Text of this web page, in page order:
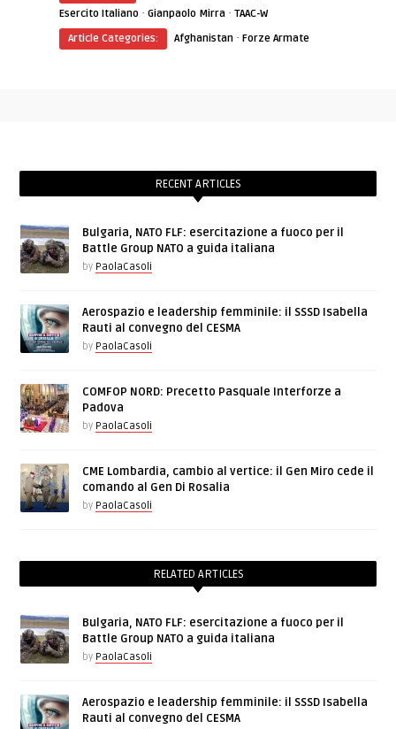
Esercito Italiano ·Gianpaolo Mirra ·TAAC-W
Article Categories:
Afghanistan ·Forze Armate
RECENT ARTICLES
Bulgaria, NATO FLF: esercitazione a fuoco per il
Battle Group NATO a guida italiana
by PaolaCasoli
Aerospazio e leadership femminile: il SSSD Isabella
Rauti al convegno del CESMA
by PaolaCasoli
COMFOP NORD: Precetto Pasquale Interforze a
Padova
by PaolaCasoli
CME Lombardia, cambio al vertice: il Gen Miro cede il
comando al Gen Di Rosalia
by PaolaCasoli
RELATED ARTICLES
Bulgaria, NATO FLF: esercitazione a fuoco per il
Battle Group NATO a guida italiana
by PaolaCasoli
Aerospazio e leadership femminile: il SSSD Isabella
Rauti al convegno del CESMA